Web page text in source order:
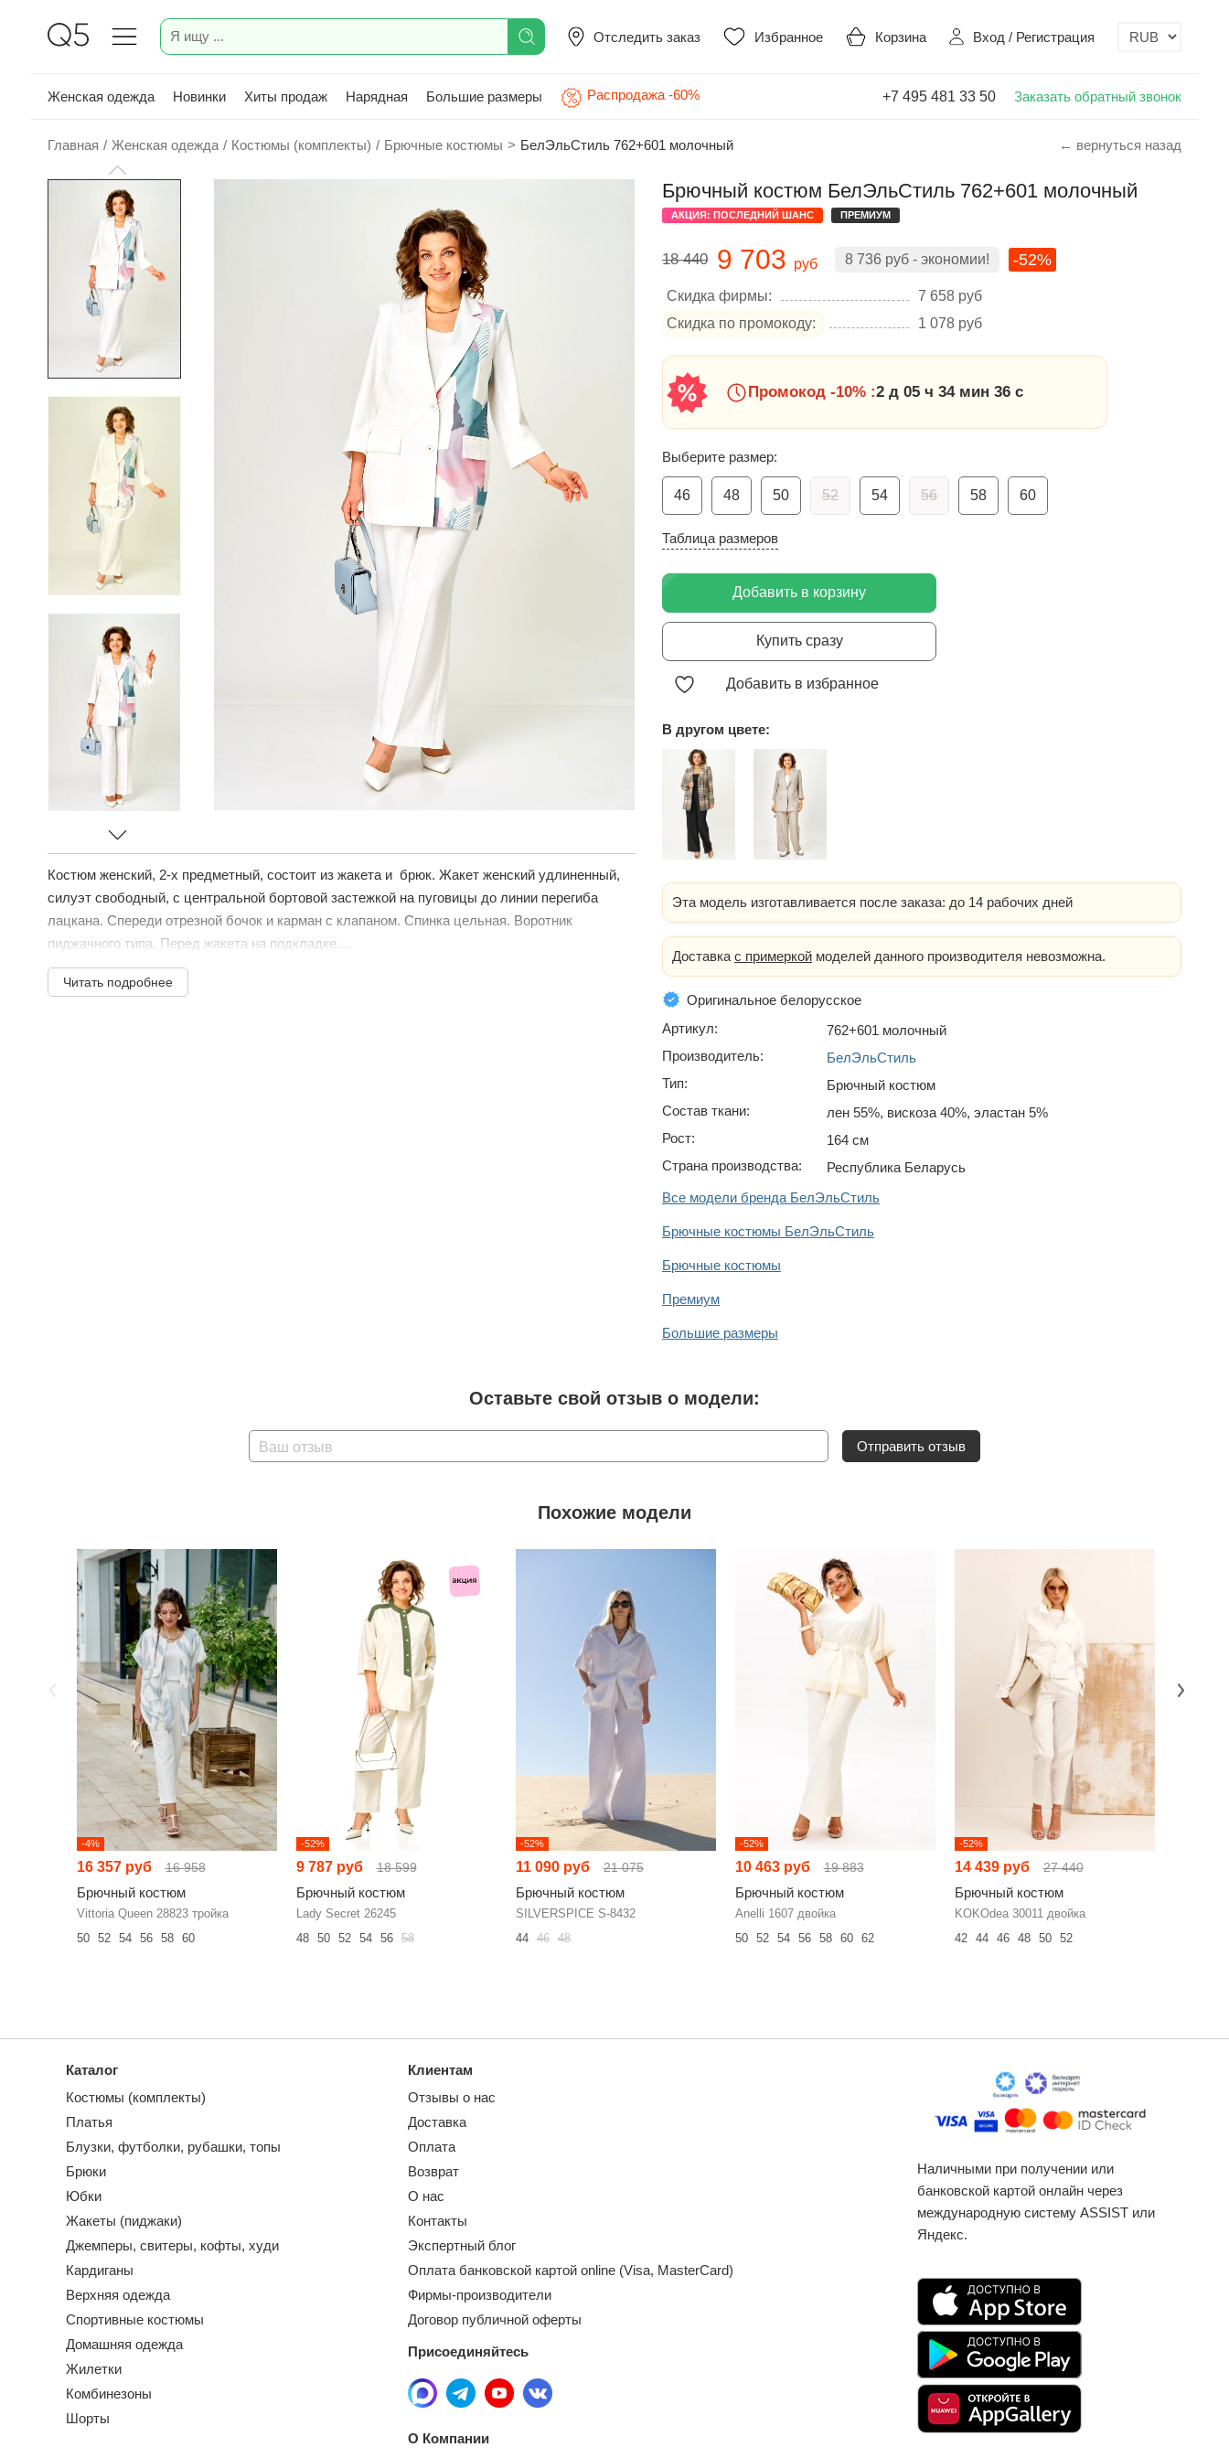
Отследить заказ Избранное Корзина Вход / Регистрация
Женская одежда Новинки Хиты продаж Нарядная Большие размеры Распродажа -60% +7 495 481 33 50 Заказать обратный звонок
Главная / Женская одежда / Костюмы (комплекты) / Брючные костюмы > БелЭльСтиль 762+601 молочный ← вернуться назад
Костюм женский, 2-х предметный, состоит из жакета и брюк. Жакет женский удлиненный,
силуэт свободный, с центральной бортовой застежкой на пуговицы до линии перегиба
лацкана. Спереди отрезной бочок и карман с клапаном. Спинка цельная. Воротник
пиджачного типа. Перед жакета на подкладке....
Читать подробнее
Брючный костюм БелЭльСтиль 762+601 молочный
АКЦИЯ: ПОСЛЕДНИЙ ШАНС ПРЕМИУМ
18 440 9 703 руб 8 736 руб - экономии! -52%
Скидка фирмы: 7 658 руб
Скидка по промокоду:
1 078 руб
Промокод -10% :2 д 05 ч 34 мин 35 с
Выберите размер:
46 48 50 52 54 56 58 60
Таблица размеров
Добавить в корзину
Купить сразу
Добавить в избранное
В другом цвете:
Эта модель изготавливается после заказа: до 14 рабочих дней
Доставка с примеркой моделей данного производителя невозможна.
Оригинальное белорусское
Артикул:
762+601 молочный
Производитель:
БелЭльСтиль
Тип:
Брючный костюм
Состав ткани:
лен 55%, вискоза 40%, эластан 5%
Рост:
164 см
Страна производства:
Республика Беларусь
Все модели бренда БелЭльСтиль
Брючные костюмы БелЭльСтиль
Брючные костюмы
Премиум
Большие размеры
Оставьте свой отзыв о модели:
Ваш отзыв Отправить отзыв
Похожие модели
-4%
16 357 руб 16 958
Брючный костюм
Vittoria Queen 28823 тройка
50
52 54 56 58 60
-52%
9 787 руб 18 599
Брючный костюм
Lady Secret 26245
48
50 52 54 56 58
-52%
11 090 руб 21 075
Брючный костюм
SILVERSPICE S-8432
44 46 48
-52%
10 463 руб 19 883
Брючный костюм
Anelli 1607 двойка
50
52 54 56 58 60 62
-52%
14 439 руб 27 440
Брючный костюм
KOKOdea 30011 двойка
42
44 46 48 50 52
Каталог
Костюмы (комплекты)
Платья
Блузки, футболки, рубашки, топы
Брюки
Юбки
Жакеты (пиджаки)
Джемперы, свитеры, кофты, худи
Кардиганы
Верхняя одежда
Спортивные костюмы
Домашняя одежда
Жилетки
Комбинезоны
Шорты
Клиентам
Отзывы о нас
Доставка
Оплата
Возврат
О нас
Контакты
Экспертный блог
Оплата банковской картой online (Visa, MasterCard)
Фирмы-производители
Договор публичной оферты
Присоединяйтесь
О Компании
Наличными при получении или
банковской картой онлайн через
международную систему ASSIST или
Яндекс.